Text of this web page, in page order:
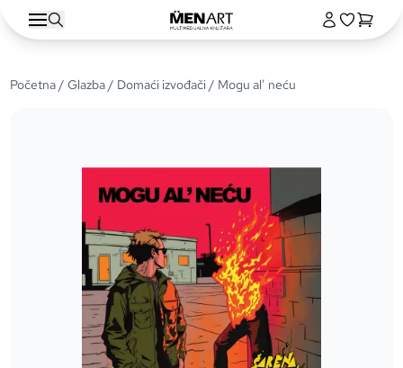
Početna/Glazba/ Domaći izvođači/ Mogu al’ neću